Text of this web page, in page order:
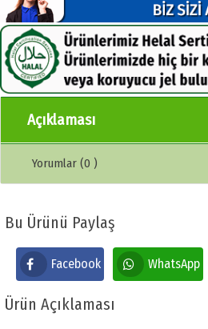
Açıklaması
Yorumlar (0 )
Bu Ürünü Paylaş
Facebook WhatsApp
Ürün Açıklaması